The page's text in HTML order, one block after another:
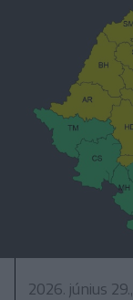
2026. június